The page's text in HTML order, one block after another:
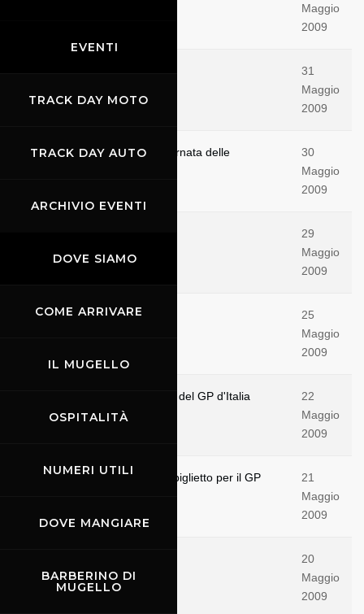
EVENTI
TRACK DAY MOTO
TRACK DAY AUTO
ARCHIVIO EVENTI
DOVE SIAMO
COME ARRIVARE
IL MUGELLO
OSPITALITÀ
NUMERI UTILI
DOVE MANGIARE
BARBERINO DI
MUGELLO
Maggio
2009
31
Maggio
2009
Spagna e Inghilterra nella giornata delle
30
Maggio
2009
29
Maggio
2009
Tutto sul GP
25
Maggio
2009
Pit Lane aperta agli spettatori del GP d'Italia
2009
22
Maggio
2009
Con un click stampi a casa il biglietto per il GP
21
Maggio
2009
20
Maggio
2009